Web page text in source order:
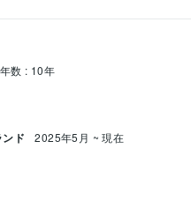
数 : 10年
ド 2025年5月 ~ 現在